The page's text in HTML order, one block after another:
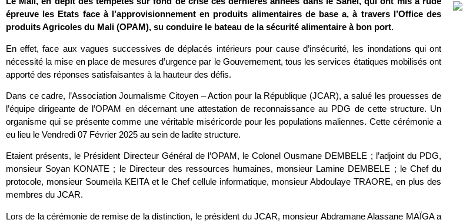
épreuve les Etats face à l’approvisionnement en produits alimentaires de base a, à travers l’Office des
produits Agricoles du Mali (OPAM), su conduire le bateau de la sécurité alimentaire à bon port.
En effet, face aux vagues successives de déplacés intérieurs pour cause d’insécurité, les inondations qui ont
nécessité la mise en place de mesures d’urgence par le Gouvernement, tous les services étatiques mobilisés ont
apporté des réponses satisfaisantes à la hauteur des défis.
Dans ce cadre, l’Association Journalisme Citoyen – Action pour la République (JCAR), a salué les prouesses de
l’équipe dirigeante de l’OPAM en décernant une attestation de reconnaissance au PDG de cette structure. Un
organisme qui se présente comme une véritable miséricorde pour les populations maliennes. Cette cérémonie a
eu lieu le Vendredi 07 Février 2025 au sein de ladite structure.
Etaient présents, le Président Directeur Général de l’OPAM, le Colonel Ousmane DEMBELE ; l’adjoint du PDG,
monsieur Soyan KONATE ; le Directeur des ressources humaines, monsieur Lamine DEMBELE ; le Chef du
protocole, monsieur Soumeïla KEITA et le Chef cellule informatique, monsieur Abdoulaye TRAORE, en plus des
membres du JCAR.
Lors de la cérémonie de remise de la distinction, le président du JCAR, monsieur Abdramane Alassane MAÏGA a